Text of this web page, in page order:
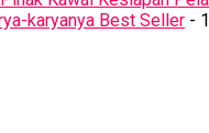
karyanya Best Seller -